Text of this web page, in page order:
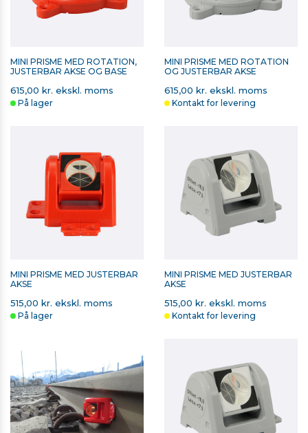
MINI PRISME MED ROTATION,
JUSTERBAR AKSE OG BASE
615,00 kr. ekskl. moms
På lager
MINI PRISME MED ROTATION
OG JUSTERBAR AKSE
615,00 kr. ekskl. moms
Kontakt for levering
MINI PRISME MED JUSTERBAR
AKSE
515,00 kr. ekskl. moms
På lager
MINI PRISME MED JUSTERBAR
AKSE
515,00 kr. ekskl. moms
Kontakt for levering